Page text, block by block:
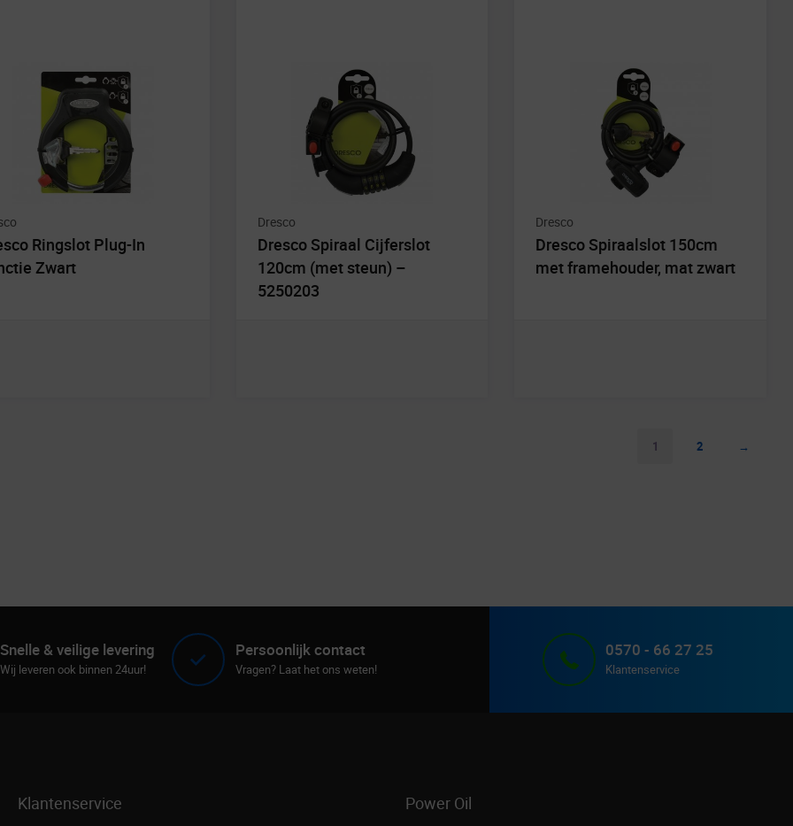
Ringslot Plug-In
Zwart
Dresco
Dresco Spiraal Cijferslot
120cm (met steun) –
5250203
Dresco
Dresco Spiraalslot 150cm
met framehouder, mat zwart
1 2 →
Snelle & veilige levering
Wij leveren ook binnen 24uur!
Persoonlijk contact
Vragen? Laat het ons weten!
0570 - 66 27 25
Klantenservice
Klantenservice Power Oil